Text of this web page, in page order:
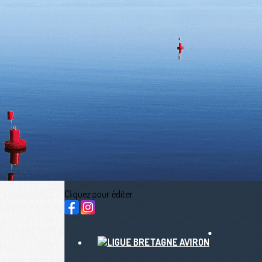
Exporter uniquement les colonnes affichées
Actualités
Ajoutez un logo, un bouton, des réseaux sociaux
Cliquez pour éditer